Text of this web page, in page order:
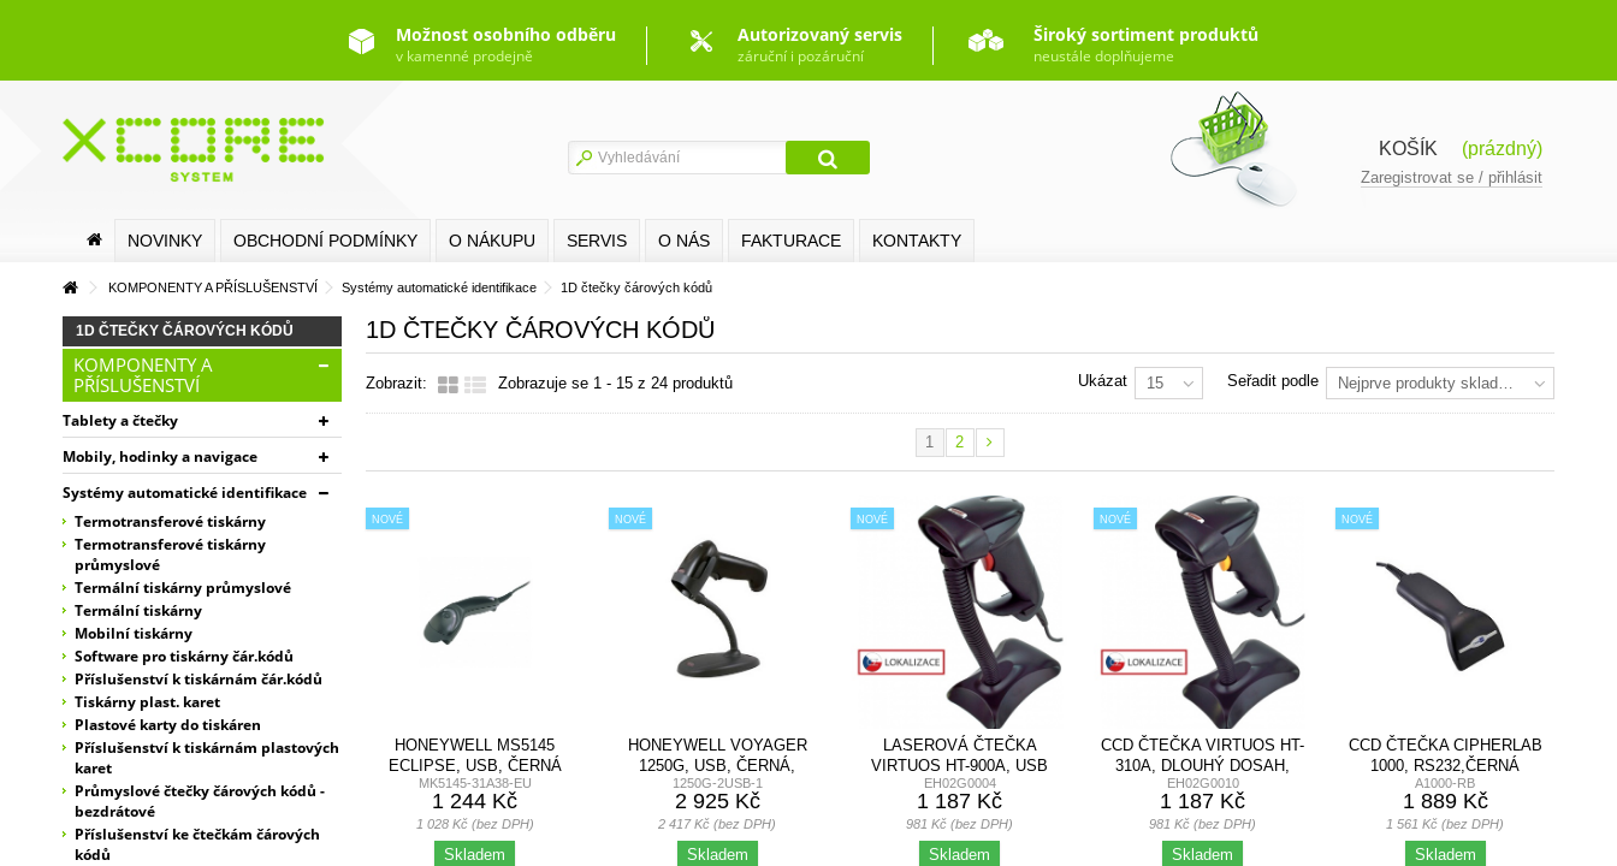
Možnost osobního odběru
v kamenné prodejně
Autorizovaný servis
záruční i pozáruční
Široký sortiment produktů
neustále doplňujeme
KOŠÍK (prázdný)
Zaregistrovat se / přihlásit
NOVINKY OBCHODNÍ PODMÍNKY O NÁKUPU SERVIS O NÁS FAKTURACE KONTAKTY
KOMPONENTY A PŘÍSLUŠENSTVÍ Systémy automatické identifikace 1D čtečky čárových kódů
1D ČTEČKY ČÁROVÝCH KÓDŮ
Zobrazit: Zobrazuje se 1 - 15 z 24 produktů Seřadit podle Nejprve produkty skladem
Ukázat 15
1 2
NOVÉ
HONEYWELL MS5145
ECLIPSE, USB, ČERNÁ
MK5145-31A38-EU
1 244 Kč
1 028 Kč (bez DPH)
Skladem
NOVÉ
HONEYWELL VOYAGER
1250G, USB, ČERNÁ,
STOJAN
1250G-2USB-1
2 925 Kč
2 417 Kč (bez DPH)
Skladem
NOVÉ
LASEROVÁ ČTEČKA
VIRTUOS HT-900A, USB
(KLÁVESNICE/RS-232...
EH02G0004
1 187 Kč
981 Kč (bez DPH)
Skladem
NOVÉ
CCD ČTEČKA VIRTUOS HT-
310A, DLOUHÝ DOSAH,
USB...
EH02G0010
1 187 Kč
981 Kč (bez DPH)
Skladem
NOVÉ
CCD ČTEČKA CIPHERLAB
1000, RS232,ČERNÁ
A1000-RB
1 889 Kč
1 561 Kč (bez DPH)
Skladem
1D ČTEČKY ČÁROVÝCH KÓDŮ
KOMPONENTY A
PŘÍSLUŠENSTVÍ
Tablety a čtečky
Mobily, hodinky a navigace
Systémy automatické identifikace
Termotransferové tiskárny
Termotransferové tiskárny
průmyslové
Termální tiskárny průmyslové
Termální tiskárny
Mobilní tiskárny
Software pro tiskárny čár.kódů
Příslušenství k tiskárnám čár.kódů
Tiskárny plast. karet
Plastové karty do tiskáren
Příslušenství k tiskárnám plastových
karet
Průmyslové čtečky čárových kódů -
bezdrátové
Příslušenství ke čtečkám čárových
kódů